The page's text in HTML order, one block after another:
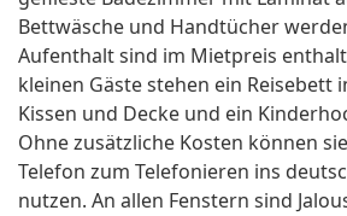
Bettwäsche und Handtücher
Aufenthalt sind im Mietpreis
kleinen Gäste stehen ein Reisebett
Kissen und Decke und ein
Ohne zusätzliche Kosten können
Telefon zum Telefonieren ins
nutzen. An allen Fenstern sind